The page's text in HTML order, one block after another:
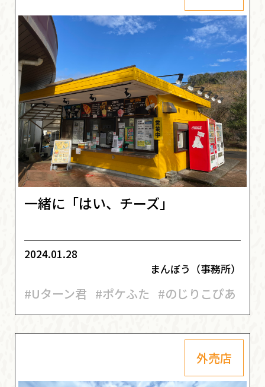
一緒に「はい、チーズ」
2024.01.28
まんぼう（事務所）
#Uターン君 #ポケふた #のじりこぴあ
外売店